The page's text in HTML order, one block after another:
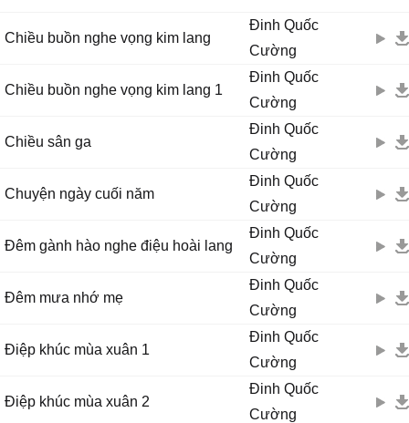
Chiều buồn nghe vọng kim lang
Đinh Quốc
Cường
Chiều buồn nghe vọng kim lang 1
Đinh Quốc
Cường
Chiều sân ga
Đinh Quốc
Cường
Chuyện ngày cuối năm
Đinh Quốc
Cường
Đêm gành hào nghe điệu hoài lang
Đinh Quốc
Cường
Đêm mưa nhớ mẹ
Đinh Quốc
Cường
Điệp khúc mùa xuân 1
Đinh Quốc
Cường
Điệp khúc mùa xuân 2
Đinh Quốc
Cường